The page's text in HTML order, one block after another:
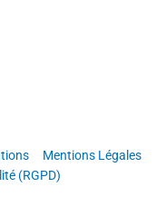
Mentions Légales
(RGPD)